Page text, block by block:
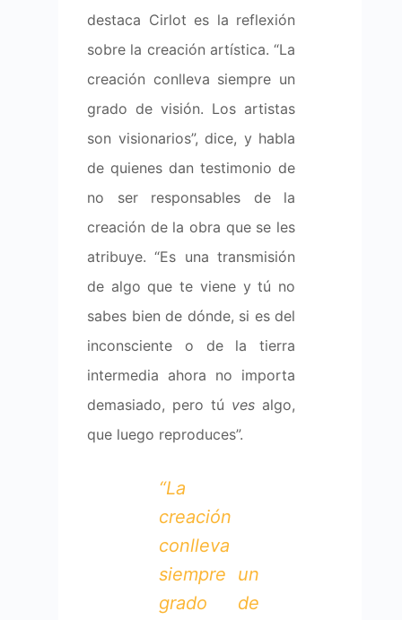
destaca Cirlot es la reflexión
sobre la creación artística. “La
creación conlleva siempre un
grado de visión. Los artistas
son visionarios”, dice, y habla
de quienes dan testimonio de
no ser responsables de la
creación de la obra que se les
atribuye. “Es una transmisión
de algo que te viene y tú no
sabes bien de dónde, si es del
inconsciente o de la tierra
intermedia ahora no importa
demasiado, pero tú ves algo,
que luego reproduces”.
“La
creación
conlleva
siempre un
grado de